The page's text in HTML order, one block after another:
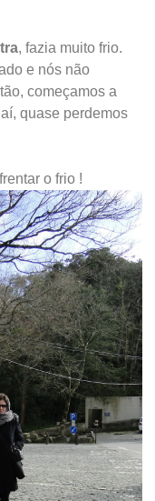
, fazia muito frio.
e nós não
começamos a
quase perdemos
o frio !